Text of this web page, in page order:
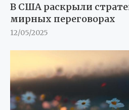
В США раскрыли
мирных переговорах
12/05/2025